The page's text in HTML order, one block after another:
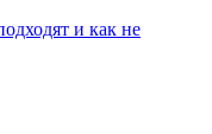
и как не